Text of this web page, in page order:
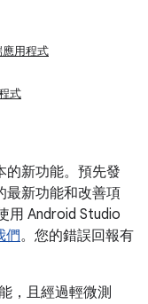
用程式
式
的新功能。預先發
最新功能和改善項
用 Android Studio
們。您的錯誤回報有
，且經過輕微測